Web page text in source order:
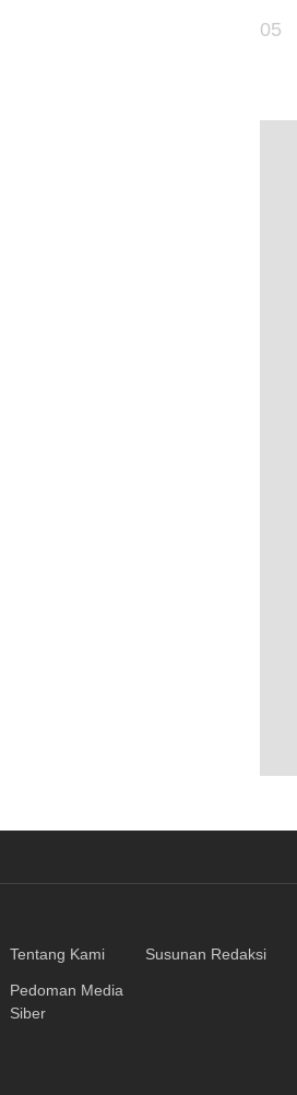
05
Tentang Kami Susunan Redaksi
Pedoman Media
Siber